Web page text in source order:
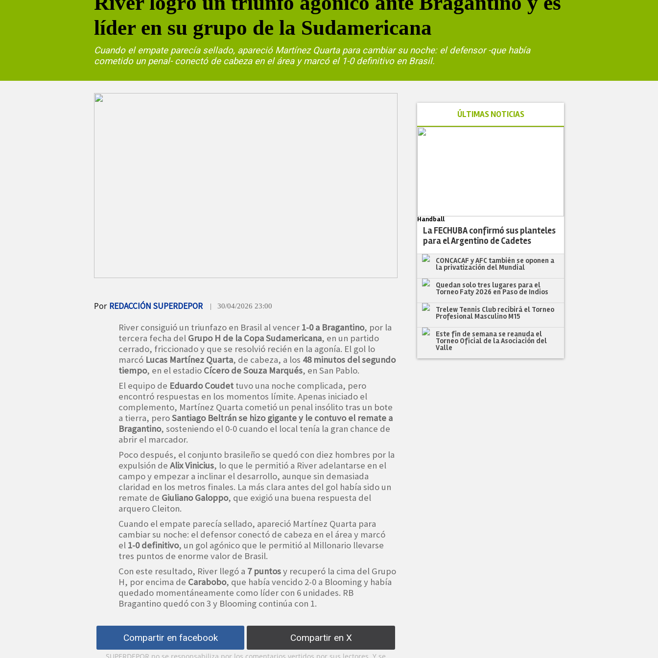
líder en su grupo de la Sudamericana
Cuando el empate parecía sellado, apareció Martínez Quarta para cambiar su noche: el defensor -que había
cometido un penal- conectó de cabeza en el área y marcó el 1-0 definitivo en Brasil.
Por REDACCIÓN SUPERDEPOR | 30/04/2026 23:00
River consiguió un triunfazo en Brasil al vencer 1-0 a Bragantino, por la
tercera fecha del Grupo H de la Copa Sudamericana, en un partido
cerrado, friccionado y que se resolvió recién en la agonía. El gol lo
marcó Lucas Martínez Quarta, de cabeza, a los 48 minutos del segundo
tiempo, en el estadio Cícero de Souza Marqués, en San Pablo.
El equipo de Eduardo Coudet tuvo una noche complicada, pero
encontró respuestas en los momentos límite. Apenas iniciado el
complemento, Martínez Quarta cometió un penal insólito tras un bote
a tierra, peroSantiago Beltrán se hizo gigante y le contuvo el remate a
Bragantino, sosteniendo el 0-0 cuando el local tenía la gran chance de
abrir el marcador.
Poco después, el conjunto brasileño se quedó con diez hombres por la
expulsión de Alix Vinicius, lo que le permitió a River adelantarse en el
campo y empezar a inclinar el desarrollo, aunque sin demasiada
claridad en los metros finales. La más clara antes del gol había sido un
remate de Giuliano Galoppo, que exigió una buena respuesta del
arquero Cleiton.
Cuando el empate parecía sellado, apareció Martínez Quarta para
cambiar su noche: el defensor conectó de cabeza en el área y marcó
el 1-0 definitivo, un gol agónico que le permitió al Millonario llevarse
tres puntos de enorme valor de Brasil.
Con este resultado, River llegó a 7 puntosy recuperó la cima del Grupo
H, por encima de Carabobo, que había vencido 2-0 a Blooming y había
quedado momentáneamente como líder con 6 unidades. RB
Bragantino quedó con 3 y Blooming continúa con 1.
Compartir en facebook Compartir en X
ÚLTIMAS NOTICIAS
Handball
La FECHUBA confirmó sus planteles
para el Argentino de Cadetes
CONCACAF y AFC también se oponen a
la privatización del Mundial
Quedan solo tres lugares para el
Torneo Faty 2026 en Paso de Indios
Trelew Tennis Club recibirá el Torneo
Profesional Masculino M15
Este fin de semana se reanuda el
Torneo Oficial de la Asociación del
Valle